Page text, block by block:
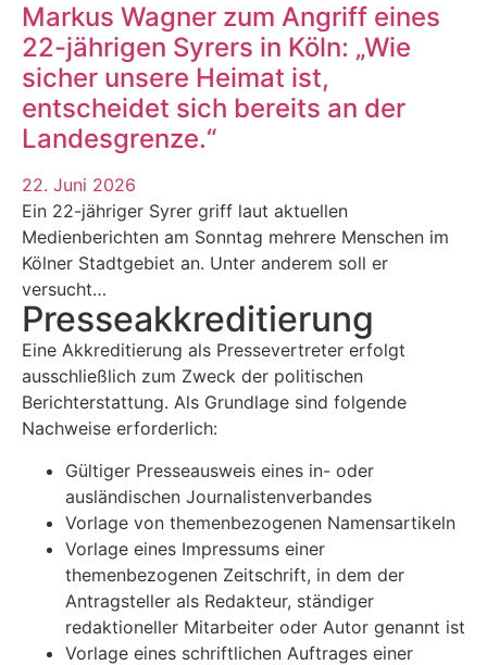
Markus Wagner zum Angriff eines
22-jährigen Syrers in Köln: „Wie
sicher unsere Heimat ist,
entscheidet sich bereits an der
Landesgrenze.“
22. Juni 2026
Ein 22-jähriger Syrer griff laut aktuellen
Medienberichten am Sonntag mehrere Menschen im
Kölner Stadtgebiet an. Unter anderem soll er
versucht…
Presse­akkreditierung
Eine Akkreditierung als Pressevertreter erfolgt
ausschließlich zum Zweck der politischen
Berichterstattung. Als Grundlage sind folgende
Nachweise erforderlich:
Gültiger Presseausweis eines in- oder
ausländischen Journalistenverbandes
Vorlage von themenbezogenen Namensartikeln
Vorlage eines Impressums einer
themenbezogenen Zeitschrift, in dem der
Antragsteller als Redakteur, ständiger
redaktioneller Mitarbeiter oder Autor genannt ist
Vorlage eines schriftlichen Auftrages einer